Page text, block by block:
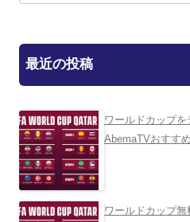
索:
最近の投稿
ワールドカップを
AbemaTVおすすめ
ワールドカップ無